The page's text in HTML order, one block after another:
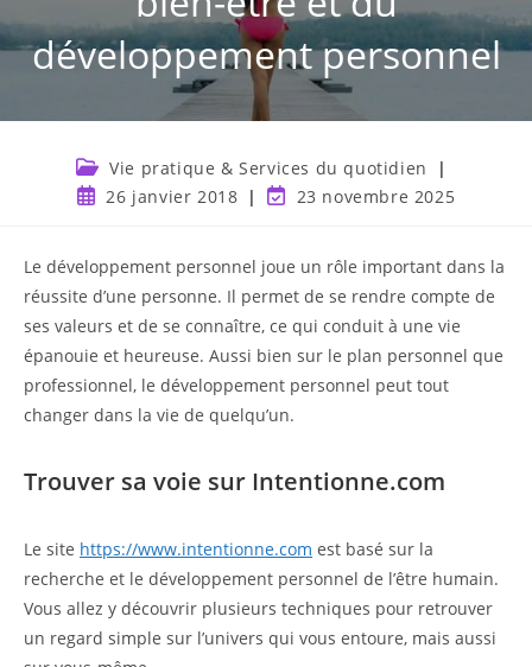
développement personnel
Vie pratique & Services du quotidien
26 janvier 2018
23 novembre 2025
Le développement personnel joue un rôle important dans la
réussite d’une personne. Il permet de se rendre compte de
ses valeurs et de se connaître, ce qui conduit à une vie
épanouie et heureuse. Aussi bien sur le plan personnel que
professionnel, le développement personnel peut tout
changer dans la vie de quelqu’un.
Trouver sa voie sur Intentionne.com
Le site https://www.intentionne.com est basé sur la
recherche et le développement personnel de l’être humain.
Vous allez y découvrir plusieurs techniques pour retrouver
un regard simple sur l’univers qui vous entoure, mais aussi